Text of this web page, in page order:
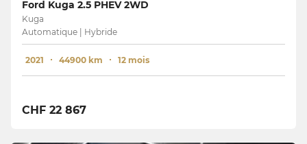
Ford Kuga 2.5 PHEV 2WD
Kuga
Automatique | Hybride
2021 44900 km 12 mois
CHF 22 867